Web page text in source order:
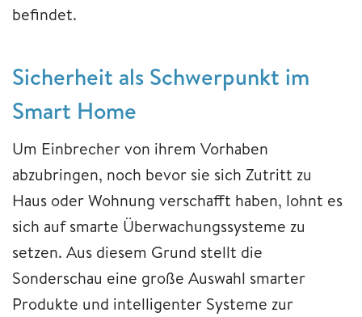
befindet.
Sicherheit als Schwerpunkt im
Smart Home
Um Einbrecher von ihrem Vorhaben
abzubringen, noch bevor sie sich Zutritt zu
Haus oder Wohnung verschafft haben, lohnt es
sich auf smarte Überwachungssysteme zu
setzen. Aus diesem Grund stellt die
Sonderschau eine große Auswahl smarter
Produkte und intelligenter Systeme zur